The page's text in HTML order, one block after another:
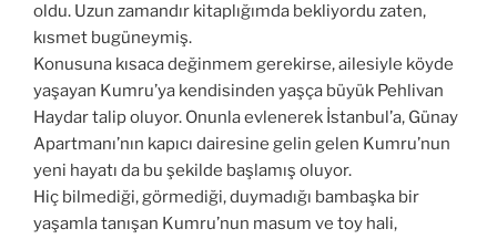
oldu. Uzun zamandır kitaplığımda bekliyordu zaten,
kısmet bugüneymiş.
Konusuna kısaca değinmem gerekirse, ailesiyle köyde
yaşayan Kumru’ya kendisinden yaşça büyük Pehlivan
Haydar talip oluyor. Onunla evlenerek İstanbul’a, Günay
Apartmanı’nın kapıcı dairesine gelin gelen Kumru’nun
yeni hayatı da bu şekilde başlamış oluyor.
Hiç bilmediği, görmediği, duymadığı bambaşka bir
yaşamla tanışan Kumru’nun masum ve toy hali,